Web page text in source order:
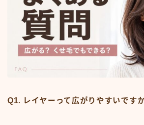
Q1. レイヤーって広がりやすいです